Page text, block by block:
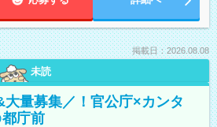
掲載日：2026.08.08
未読
量募集／！官公庁×カンタ
庁前